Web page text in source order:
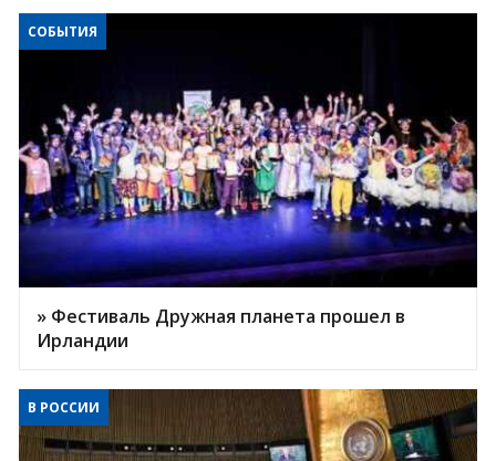
СОБЫТИЯ
» Фестиваль Дружная планета прошел в
Ирландии
В РОССИИ